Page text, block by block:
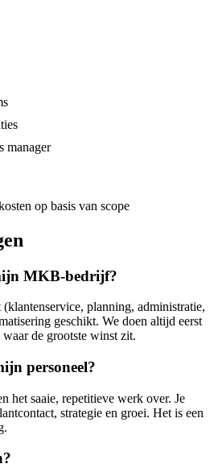
manager
op basis van scope
MKB-bedrijf?
planning, administratie,
geschikt. We doen altijd eerst
de grootste winst zit.
personeel?
het saaie, repetitieve werk over. Je
strategie en groei. Het is een